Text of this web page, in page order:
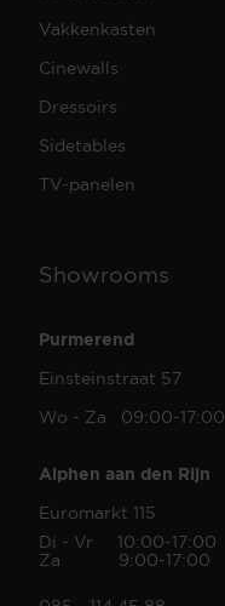
Vakkenkasten
Cinewalls
Dressoirs
Sidetables
TV-panelen
Showrooms
Purmerend
Einsteinstraat 57
Wo - Za 09:00-17:00
Alphen aan den Rijn
Euromarkt 115
Di - Vr 10:00-17:00
Za 9:00-17:00